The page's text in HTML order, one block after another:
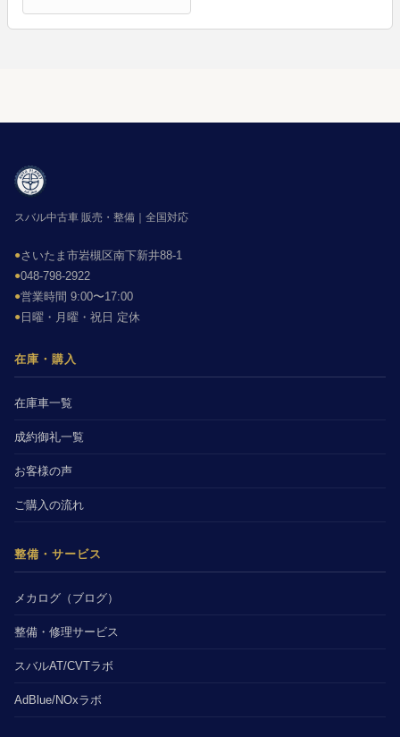
スバル中古車 販売・整備｜全国対応
●さいたま市岩槻区南下新井88-1
●048-798-2922
●営業時間 9:00〜17:00
●日曜・月曜・祝日 定休
在庫・購入
在庫車一覧
成約御礼一覧
お客様の声
ご購入の流れ
整備・サービス
メカログ（ブログ）
整備・修理サービス
スバルAT/CVTラボ
AdBlue/NOxラボ